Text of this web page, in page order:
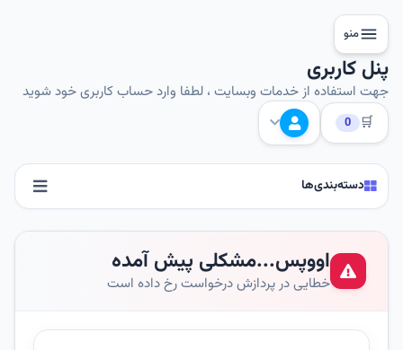
منو
پنل کاربری
جهت استفاده از خدمات وبسایت ، لطفا وارد حساب کاربری خود شوید
🛒
0
دسته‌بندی‌ها
اووپس...مشکلی پیش آمده
خطایی در پردازش درخواست رخ داده است